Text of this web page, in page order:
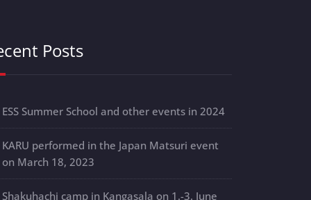
Posts
ESS Summer School and other events in 2024
KARU performed in the Japan Matsuri event
on March 18, 2023
Shakuhachi camp in Kangasala on 1.-3. June